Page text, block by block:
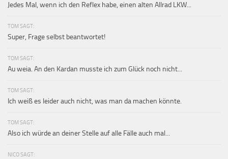
Jedes Mal, wenn ich den Reflex habe, einen alten Allrad LKW...
TOM SAGT:
Super, Frage selbst beantwortet!
TOM SAGT:
Au weia. An den Kardan musste ich zum Glück noch nicht...
TOM SAGT:
Ich weiß es leider auch nicht, was man da machen könnte.
TOM SAGT:
Also ich würde an deiner Stelle auf alle Fälle auch mal...
NICO SAGT: